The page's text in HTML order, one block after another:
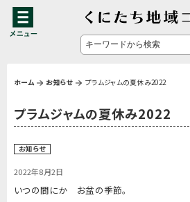
ホーム お知らせ プラムジャムの夏休み2022
プラムジャムの夏休み2022
お知らせ
2022年8月2日
いつの間にか お盆の季節。